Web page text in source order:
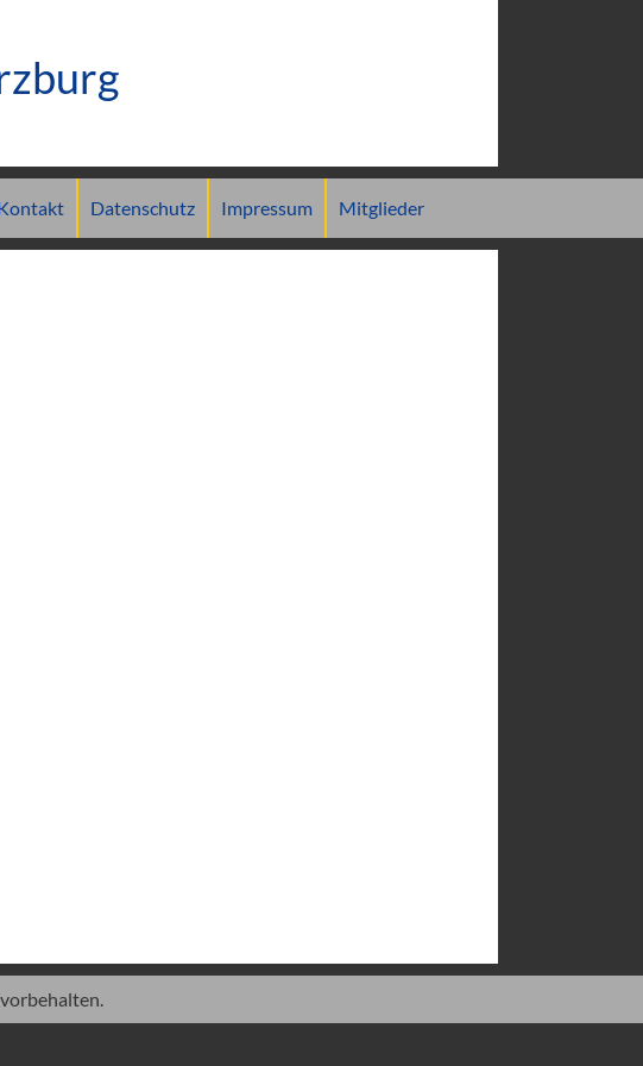
Datenschutz Impressum Mitglieder